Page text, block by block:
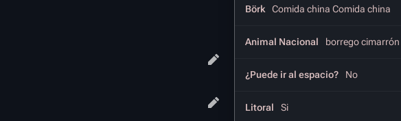
Börk Comida china Comida china
Animal Nacional borrego cimarrón
¿Puede ir al espacio? No
Litoral Si